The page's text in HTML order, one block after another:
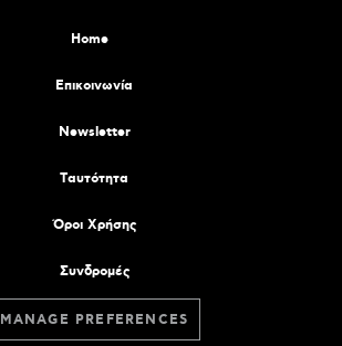
Home
Επικοινωνία
Newsletter
Tαυτότητα
Όροι Χρήσης
Συνδρομές
MANAGE PREFERENCES